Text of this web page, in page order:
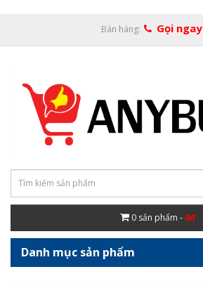
Bán hàng: Gọi ngay
0 sản phẩm - 0đ
Danh mục sản phẩm